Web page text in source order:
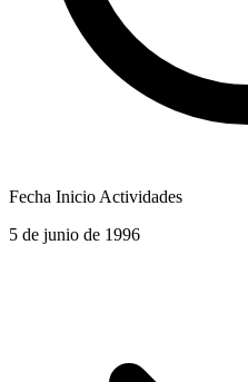
Fecha Inicio Actividades
5 de junio de 1996